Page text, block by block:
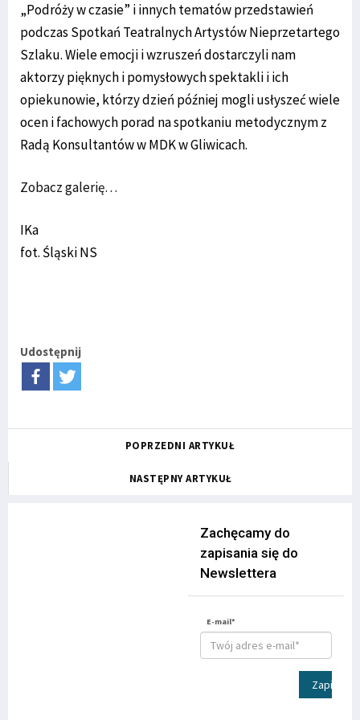
„Podróży w czasie” i innych tematów przedstawień
podczas Spotkań Teatralnych Artystów Nieprzetartego
Szlaku. Wiele emocji i wzruszeń dostarczyli nam
aktorzy pięknych i pomysłowych spektakli i ich
opiekunowie, którzy dzień później mogli usłyszeć wiele
ocen i fachowych porad na spotkaniu metodycznym z
Radą Konsultantów w MDK w Gliwicach.
Zobacz galerię…
IKa
fot. Śląski NS
Udostępnij
POPRZEDNI ARTYKUŁ
NASTĘPNY ARTYKUŁ
Zachęcamy do
zapisania się do
Newslettera
E-mail*
Zapisz